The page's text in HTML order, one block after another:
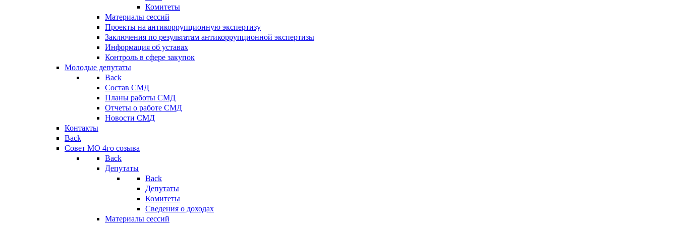
Комитеты
Материалы сессий
Проекты на антикоррупционную экспертизу
Заключения по результатам антикоррупционной экспертизы
Информация об уставах
Контроль в сфере закупок
Молодые депутаты
Back
Состав СМД
Планы работы СМД
Отчеты о работе СМД
Новости СМД
Контакты
Back
Совет МО 4го созыва
Back
Депутаты
Back
Депутаты
Комитеты
Сведения о доходах
Материалы сессий